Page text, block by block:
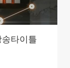
타이틀